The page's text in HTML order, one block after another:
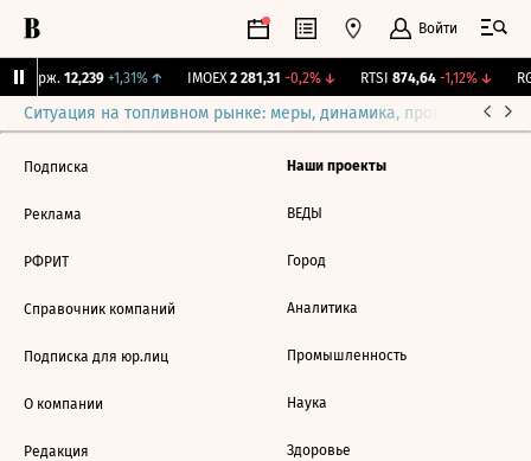
Войти
Бирж. 12,239 +1,31%↑ IMOEX 2 281,31 -0,2%↓ RTSI 874,64 -1,12%↓
Ситуация на топливном рынке: меры, динамика, прогнозы
Подписка
Реклама
РФРИТ
Справочник компаний
Подписка для юр.лиц
О компании
Редакция
Наши проекты
ВЕДЫ
Город
Аналитика
Промышленность
Наука
Здоровье